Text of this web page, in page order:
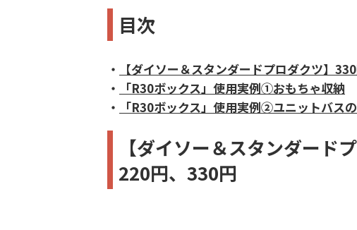
目次
・
【ダイソー＆スタンダードプロダクツ】
・
「R30ボックス」使用実例①おもちゃ収納
・
「R30ボックス」使用実例②ユニットバス
【ダイソー＆スタンダード
220円、330円